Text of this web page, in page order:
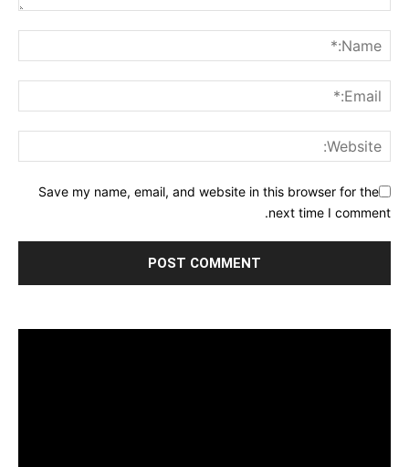
Save my name, email, and website in this browser for the
next time I comment.